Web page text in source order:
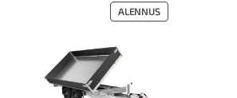
ALENNUSTUOTE
ALENNUKSESSA